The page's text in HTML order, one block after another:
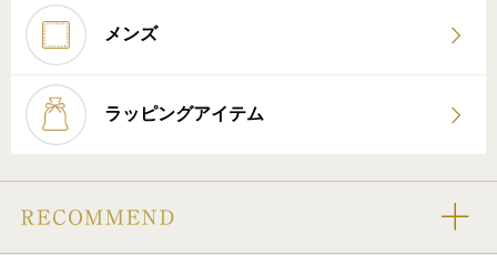
メンズ
ラッピングアイテム